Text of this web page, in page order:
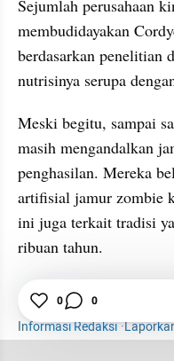
Sejumlah perusahaan
membudidayakan
berdasarkan penelitian
nutrisinya serupa
Meski begitu, sampai
masih mengandalkan
penghasilan. Mereka
artifisial jamur zombie
ini juga terkait tradisi
ribuan tahun.
Jamur zombie
Informasi Redaksi·
0 0